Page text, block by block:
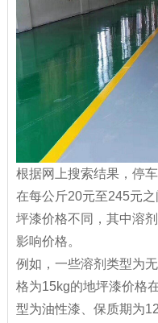
根据网上搜索结果，停
在每公斤20元至245元
坪漆价格不同，其中溶
影响价格。
例如，一些溶剂类型为
格为15kg的地坪漆价格
型为油性漆、保质期为